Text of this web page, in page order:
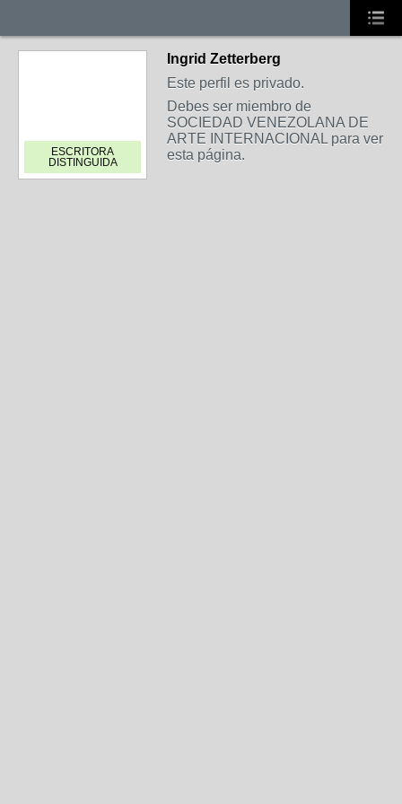
ESCRITORA
DISTINGUIDA
Ingrid Zetterberg
Este perfil es privado.
Debes ser miembro de
SOCIEDAD VENEZOLANA DE
ARTE INTERNACIONAL para ver
esta página.